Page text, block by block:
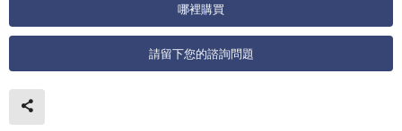
哪裡購買
請留下您的諮詢問題